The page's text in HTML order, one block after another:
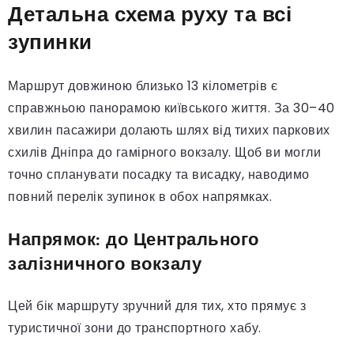
Детальна схема руху та всі
зупинки
Маршрут довжиною близько 13 кілометрів є
справжньою панорамою київського життя. За 30–40
хвилин пасажири долають шлях від тихих паркових
схилів Дніпра до гамірного вокзалу. Щоб ви могли
точно спланувати посадку та висадку, наводимо
повний перелік зупинок в обох напрямках.
Напрямок: до Центрального
залізничного вокзалу
Цей бік маршруту зручний для тих, хто прямує з
туристичної зони до транспортного хабу.